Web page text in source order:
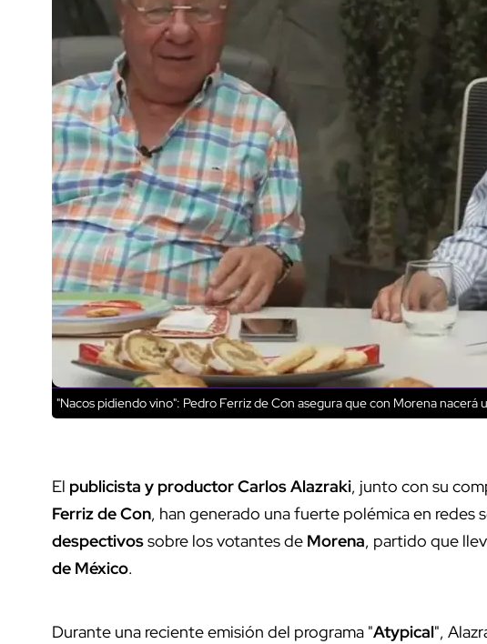
"Nacos pidiendo vino": Pedro Ferriz de Con asegura que con Morena nacerá
El publicista y productor Carlos Alazraki, junto con su
Ferriz de Con, han generado una fuerte polémica en redes
despectivossobre los votantes de Morena, partido que
de México.
Durante una reciente emisión del programa "Atypical",